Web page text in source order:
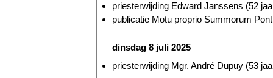
priesterwijding Edward Janssens (52
publicatie Motu proprio Summorum
dinsdag 8 juli 2025
priesterwijding Mgr. André Dupuy (53